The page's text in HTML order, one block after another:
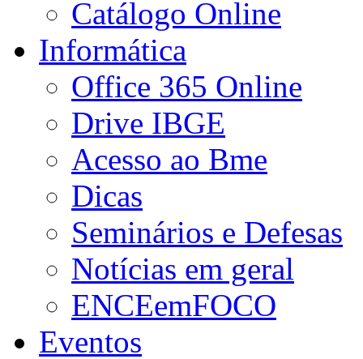
Catálogo Online
Informática
Office 365 Online
Drive IBGE
Acesso ao Bme
Dicas
Seminários e Defesas
Notícias em geral
ENCEemFOCO
Eventos